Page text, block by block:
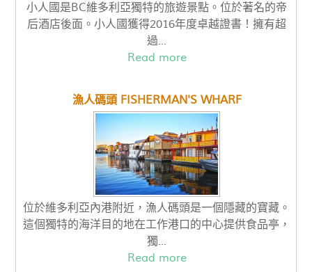
小人國是BC維多利亞獨特的旅遊景點。位於著名的帝
后酒店後面。小人國獲得2016年度卓越證書！擁有超
過...
Read more
漁人碼頭 FISHERMAN'S WHARF
位於維多利亞內港附近，漁人碼頭是一個隱藏的寶藏。
這個獨特的海洋目的地在工作港口的中心提供食品亭，
獨...
Read more